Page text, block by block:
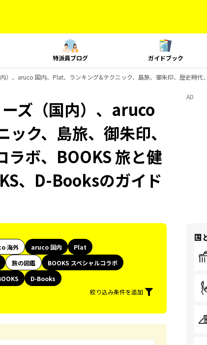
特派員ブログ ガイドブック
）、aruco 国内、Plat、ランキング&テクニック、島旅、御朱印、歴史時
ズ（国内）、aruco
ク、島旅、御朱印、
ラボ、BOOKS 旅と健
、D-Booksのガイド
海外 aruco 国内
Plat
旅の図鑑
BOOKS スペシャルコラボ
D-Books
絞り込み条件を追加
AD
国